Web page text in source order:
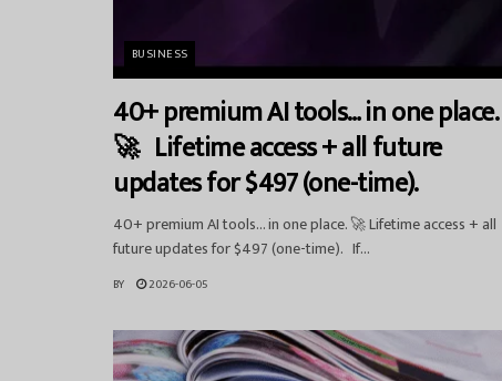
BUSINESS
40+ premium AI tools… in one place.
🚀 Lifetime access + all future
updates for $497 (one-time).
40+ premium AI tools… in one place. 🚀 Lifetime access + all
future updates for $497 (one-time). If...
BY 2026-06-05